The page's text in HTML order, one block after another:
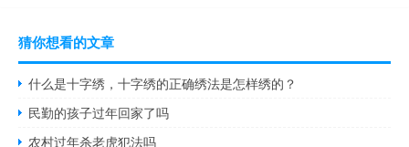
猜你想看的文章
什么是十字绣，十字绣的正确绣法是怎样绣的？
民勤的孩子过年回家了吗
农村过年杀老虎犯法吗